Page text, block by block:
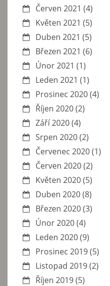
Červen 2021 (4)
Květen 2021 (5)
Duben 2021 (5)
Březen 2021 (6)
Únor 2021 (1)
Leden 2021 (1)
Prosinec 2020(4)
Říjen 2020(2)
Září 2020(4)
Srpen 2020(2)
Červenec 2020(1)
Červen 2020(2)
Květen 2020(5)
Duben 2020(8)
Březen 2020(3)
Únor 2020(4)
Leden 2020(9)
Prosinec 2019(5)
Listopad 2019(2)
Říjen 2019(5)